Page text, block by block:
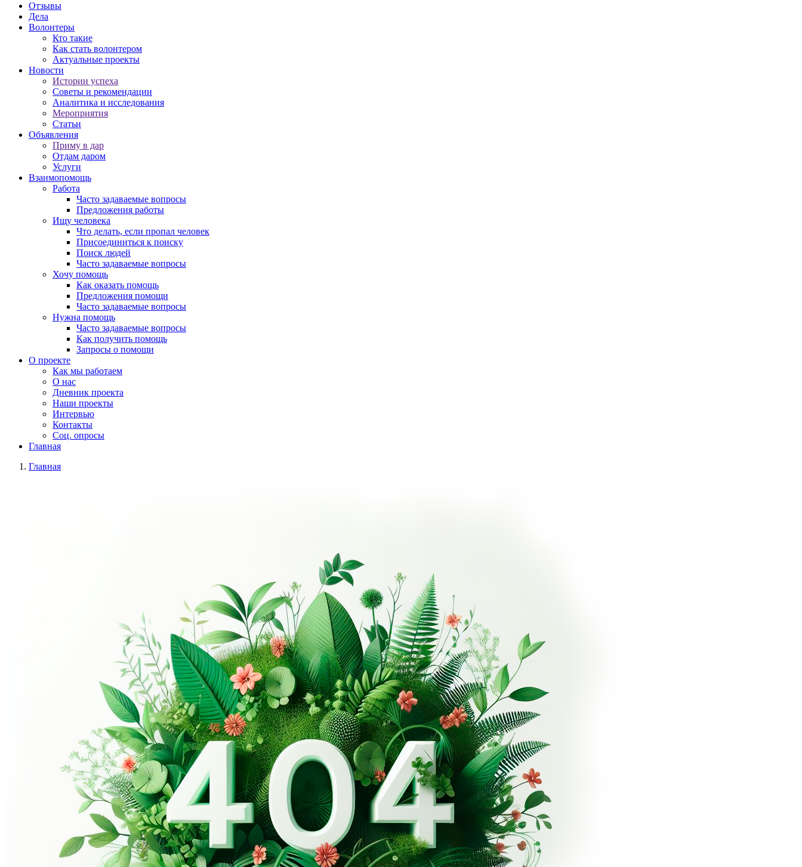
Отзывы
Дела
Волонтеры
Кто такие
Как стать волонтером
Актуальные проекты
Новости
Истории успеха
Советы и рекомендации
Аналитика и исследования
Мероприятия
Статьи
Объявления
Приму в дар
Отдам даром
Услуги
Взаимопомощь
Работа
Часто задаваемые вопросы
Предложения работы
Ищу человека
Что делать, если пропал человек
Присоединиться к поиску
Поиск людей
Часто задаваемые вопросы
Хочу помощь
Как оказать помощь
Предложения помощи
Часто задаваемые вопросы
Нужна помощь
Часто задаваемые вопросы
Как получить помощь
Запросы о помощи
О проекте
Как мы работаем
О нас
Дневник проекта
Наши проекты
Интервью
Контакты
Соц. опросы
Главная
Главная